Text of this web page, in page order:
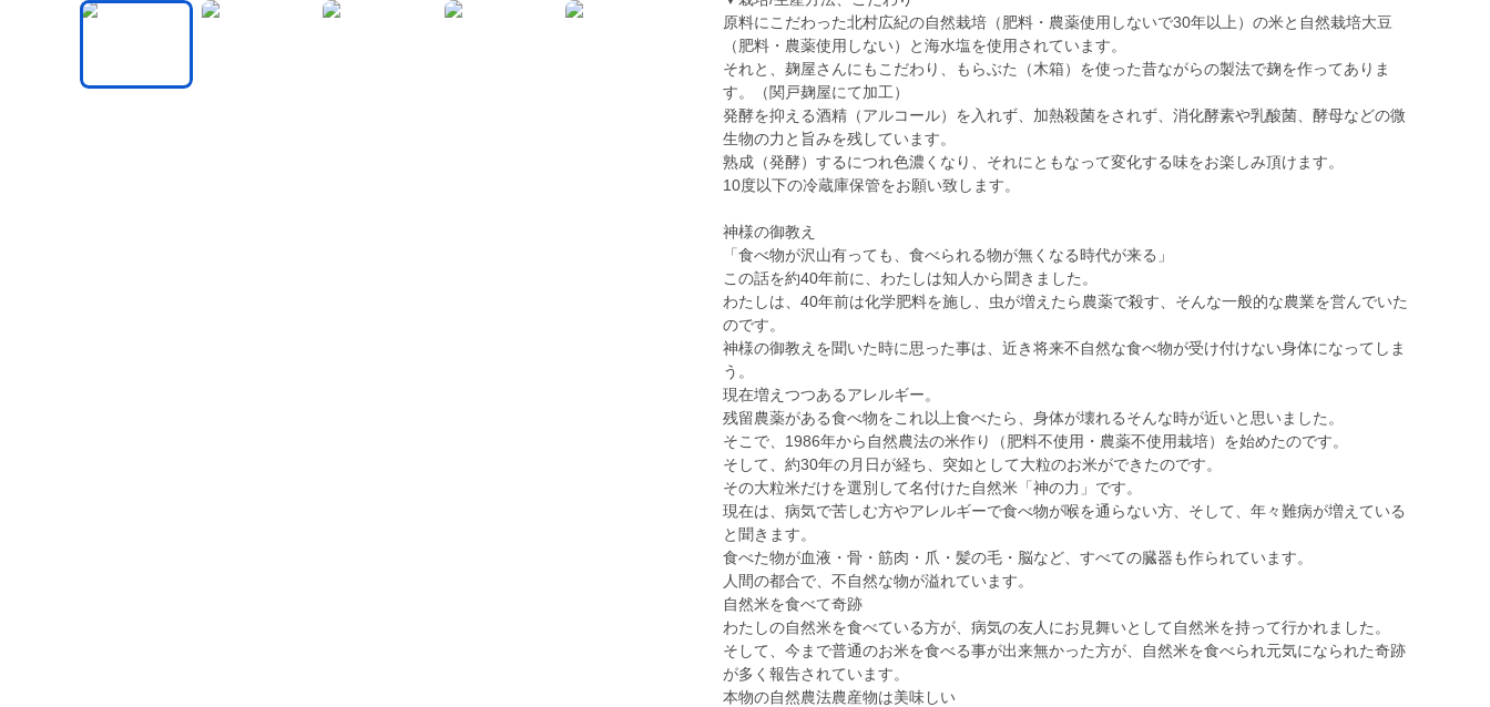
原料にこだわった北村広紀の自然栽培（肥料・農薬使用しないで30年以上）の米と自然栽培大豆
（肥料・農薬使用しない）と海水塩を使用されています。
それと、麹屋さんにもこだわり、もらぶた（木箱）を使った昔ながらの製法で麹を作ってありま
す。（関戸麹屋にて加工）
発酵を抑える酒精（アルコール）を入れず、加熱殺菌をされず、消化酵素や乳酸菌、酵母などの微
生物の力と旨みを残しています。
熟成（発酵）するにつれ色濃くなり、それにともなって変化する味をお楽しみ頂けます。
10度以下の冷蔵庫保管をお願い致します。
神様の御教え
「食べ物が沢山有っても、食べられる物が無くなる時代が来る」
この話を約40年前に、わたしは知人から聞きました。
わたしは、40年前は化学肥料を施し、虫が増えたら農薬で殺す、そんな一般的な農業を営んでいた
のです。
神様の御教えを聞いた時に思った事は、近き将来不自然な食べ物が受け付けない身体になってしま
う。
現在増えつつあるアレルギー。
残留農薬がある食べ物をこれ以上食べたら、身体が壊れるそんな時が近いと思いました。
そこで、1986年から自然農法の米作り（肥料不使用・農薬不使用栽培）を始めたのです。
そして、約30年の月日が経ち、突如として大粒のお米ができたのです。
その大粒米だけを選別して名付けた自然米「神の力」です。
現在は、病気で苦しむ方やアレルギーで食べ物が喉を通らない方、そして、年々難病が増えている
と聞きます。
食べた物が血液・骨・筋肉・爪・髪の毛・脳など、すべての臓器も作られています。
人間の都合で、不自然な物が溢れています。
自然米を食べて奇跡
わたしの自然米を食べている方が、病気の友人にお見舞いとして自然米を持って行かれました。
そして、今まで普通のお米を食べる事が出来無かった方が、自然米を食べられ元気になられた奇跡
が多く報告されています。
本物の自然農法農産物は美味しい